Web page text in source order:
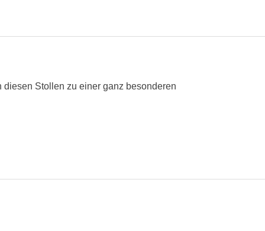
Stollen zu einer ganz besonderen